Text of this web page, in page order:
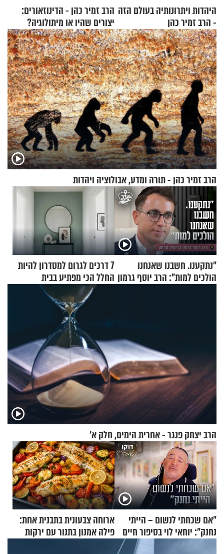
היהדות ויתרונותיה בעולם הזה
- הרב זמיר כהן
הרב זמיר כהן - הדינוזאורים:
יצורים שהיו או מיתולוגיה?
חלק א’
הרב זמיר כהן - תורה ומדע, אבולוציה ויהדות
"נתקענו. חשבנו שאנחנו
הולכים למות": הרב יוסף גרמון
7 דרכים לגרום למסדרון להיות
החלל הכי מפתיע בבית
הרב יצחק פנגר - אחרית הימים, חלק א’
"אם שכחתי לנשום – הייתי
נחנק": יוחאי לוי בסיפור חיים
מעורר השראה
ארוחה צבעונית בתבנית אחת:
פילה אמנון בתנור עם ירקות